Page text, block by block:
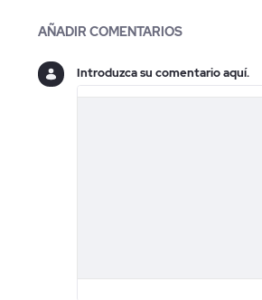
Blogs
AÑADIR COMENTARIOS
Introduzca su comentario aquí.